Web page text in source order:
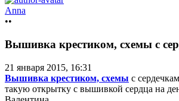
Anna
••
Вышивка крестиком, схемы с
21 января 2015, 16:31
Вышивка крестиком, схемы с
такую открытку с вышивкой сердца на